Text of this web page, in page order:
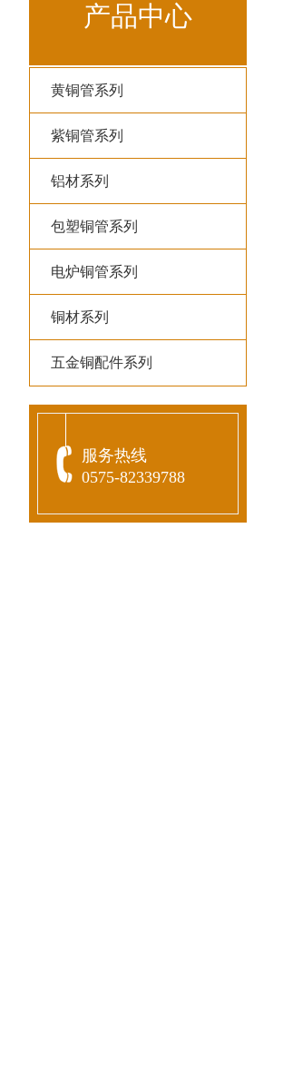
产品中心
黄铜管系列
紫铜管系列
铝材系列
包塑铜管系列
电炉铜管系列
铜材系列
五金铜配件系列
服务热线
0575-82339788